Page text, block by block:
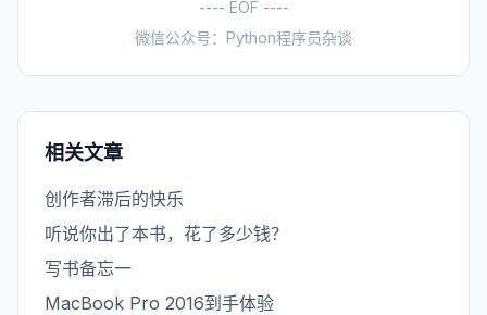
---- EOF ----
微信公众号：Python程序员杂谈
相关文章
创作者滞后的快乐
听说你出了本书，花了多少钱？
写书备忘一
MacBook Pro 2016到手体验